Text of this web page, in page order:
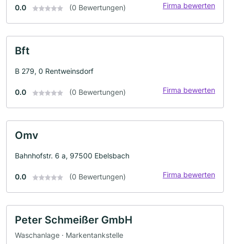
0.0 (0 Bewertungen) Firma bewerten
Bft
B 279, 0 Rentweinsdorf
0.0 (0 Bewertungen) Firma bewerten
Omv
Bahnhofstr. 6 a, 97500 Ebelsbach
0.0 (0 Bewertungen) Firma bewerten
Peter Schmeißer GmbH
Waschanlage · Markentankstelle